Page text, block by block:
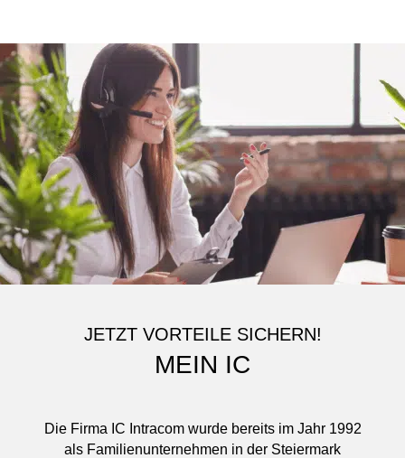
JETZT VORTEILE SICHERN!
MEIN IC
Die Firma IC Intracom wurde bereits im Jahr 1992
als Familienunternehmen in der Steiermark